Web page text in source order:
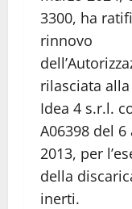
3300, ha
rinnovo
rilasciata
Idea 4 s.r.l.
A06398 del 6
2013, per
della
inerti.